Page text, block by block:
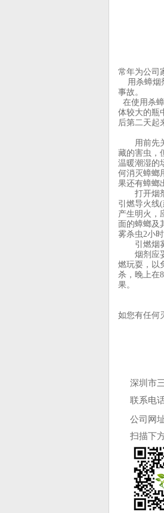
常年为公司
用杀蟑烟
事故。
在使用杀
体较大的瓶
后第二天起
用前先关
藏的害虫，
温暖潮湿的
何消灭蟑螂
果还有蟑螂
打开烟剂
引燃导火线
产生明火，
面的蟑螂及
雾杀虫2小
引燃烟雾
烟剂应妥
燃玩耍，以
杀，晚上在
果。
如您有任何
深圳市
联系电
公司网
扫描下